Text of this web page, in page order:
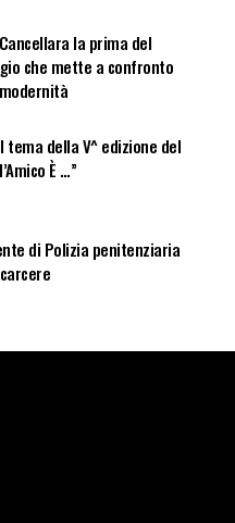
la prima del
che mette a confronto
tema della V^ edizione del
È …”
di Polizia penitenziaria